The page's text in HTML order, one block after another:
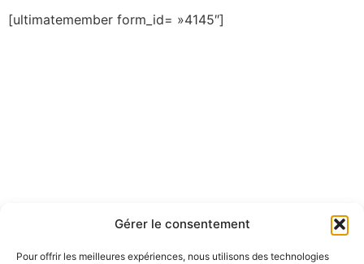
Gérer le consentement
Pour offrir les meilleures expériences, nous utilisons des technologies
[ultimatemember form_id= »4145″]